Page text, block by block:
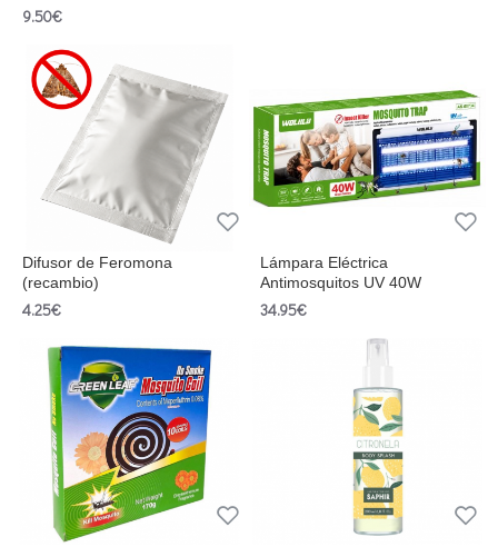
9.50€
Difusor de Feromona
(recambio)
4.25€
Lámpara Eléctrica
Antimosquitos UV 40W
34.95€